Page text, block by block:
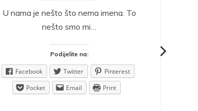
U nama je nešto što nema imena. To
nešto smo mi…
Podijelite na:
Facebook Twitter
Pinterest
Pocket
Email Print